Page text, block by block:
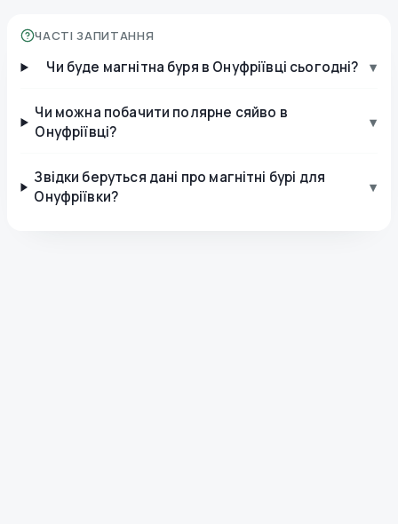
ЧАСТІ ЗАПИТАННЯ
Чи буде магнітна буря в Онуфріївці сьогодні? ▾
Чи можна побачити полярне сяйво в
Онуфріївці?
▾
Звідки беруться дані про магнітні бурі для
Онуфріївки?
▾